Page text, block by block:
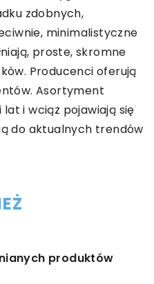
zdobnych,
minimalistyczne
proste, skromne
Producenci oferują
Asortyment
i wciąż pojawiają się
do aktualnych trendów
produktów